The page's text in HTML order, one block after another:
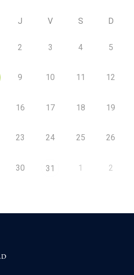
J V S D
2 3 4 5
9 10 11 12
16 17 18 19
23 24 25 26
30 31 1 2